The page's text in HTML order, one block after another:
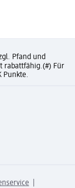
Pfand und
rabattfähig.(#) Für
Punkte.